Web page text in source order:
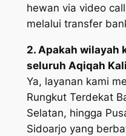
hewan via video
melalui transfer
2. Apakah wilayah
seluruh Aqiqah
Ya, layanan kami
Rungkut Terdekat
Selatan, hingga
Sidoarjo yang